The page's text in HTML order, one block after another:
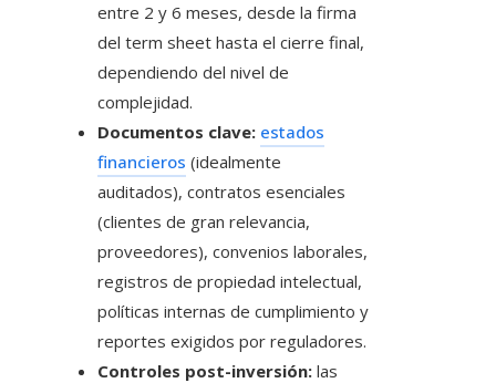
entre 2 y 6 meses, desde la firma
del term sheet hasta el cierre final,
dependiendo del nivel de
complejidad.
Documentos clave: estados
financieros (idealmente
auditados), contratos esenciales
(clientes de gran relevancia,
proveedores), convenios laborales,
registros de propiedad intelectual,
políticas internas de cumplimiento y
reportes exigidos por reguladores.
Controles post-inversión: las